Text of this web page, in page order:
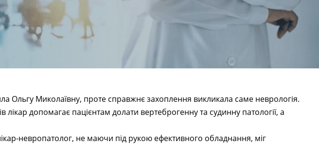
Ольгу Миколаївну, проте справжнє захоплення викликала саме неврологія.
лікар допомагає пацієнтам долати вертеброгенну та судинну патології, а
невропатолог, не маючи під рукою ефективного обладнання, міг